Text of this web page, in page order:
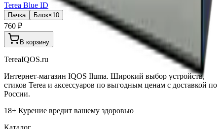
Terea Blue ID
Пачка Блок×10
760 ₽
В корзину
TereaIQOS.ru
Интернет-магазин IQOS Iluma. Широкий выбор устройств,
стиков Terea и аксессуаров по выгодным ценам с доставкой по
России.
18+ Курение вредит вашему здоровью
Каталог